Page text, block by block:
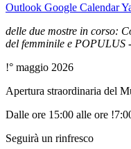
Outlook Google Calendar
delle due mostre in corso:
del femminile e POPULUS
!° maggio 2026
Apertura straordinaria del
Dalle ore 15:00 alle ore
Seguirà un rinfresco